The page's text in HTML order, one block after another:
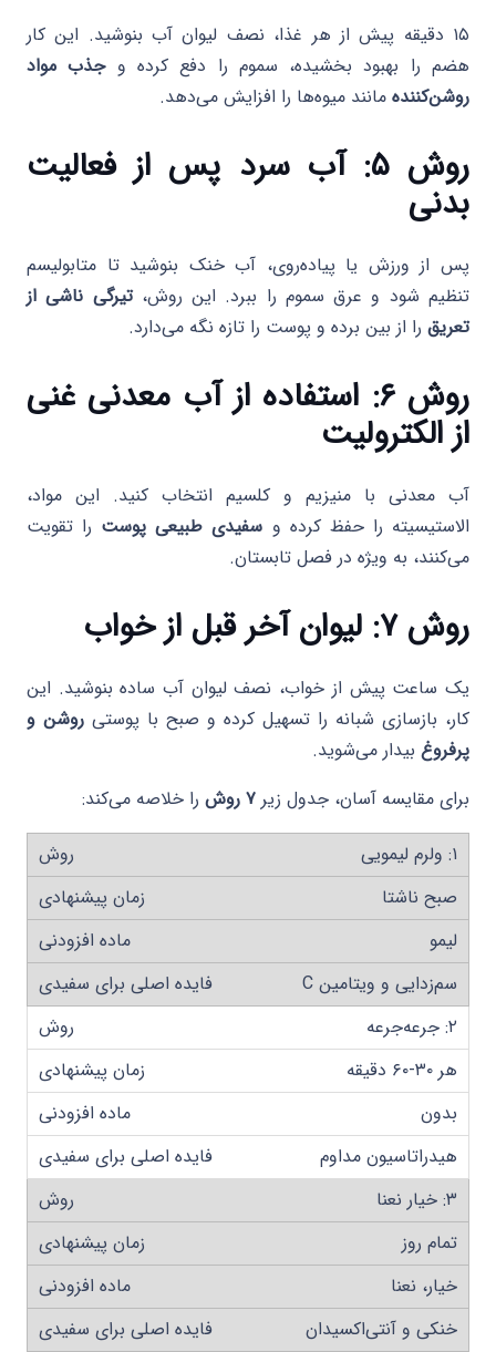
۱۵ دقیقه پیش از هر غذا، نصف لیوان آب بنوشید. این کار
هضم را بهبود بخشیده، سموم را دفع کرده وجذب مواد
روشن‌کننده مانند میوه‌ها را افزایش می‌دهد.
روش ۵: آب سرد پس از فعالیت
بدنی
پس از ورزش یا پیاده‌روی، آب خنک بنوشید تا متابولیسم
تنظیم شود و عرق سموم را ببرد. این روش،تیرگی ناشی از
تعریق را از بین برده و پوست را تازه نگه می‌دارد.
روش ۶: استفاده از آب معدنی غنی
از الکترولیت
آب معدنی با منیزیم و کلسیم انتخاب کنید. این مواد،
الاستیسیته را حفظ کرده و سفیدی طبیعی پوست را تقویت
می‌کنند، به ویژه در فصل تابستان.
روش ۷: لیوان آخر قبل از خواب
یک ساعت پیش از خواب، نصف لیوان آب ساده بنوشید. این
کار، بازسازی شبانه را تسهیل کرده و صبح با پوستی روشن و
پرفروغ بیدار می‌شوید.
برای مقایسه آسان، جدول زیر ۷ روش
را خلاصه می‌کند:
۱: ولرم لیمویی
صبح ناشتا
لیمو
سم‌زدایی و ویتامین C
۲: جرعه‌جرعه
هر ۳۰-۶۰ دقیقه
بدون
هیدراتاسیون مداوم
۳: خیار نعنا
تمام روز
خیار، نعنا
خنکی و آنتی‌اکسیدان